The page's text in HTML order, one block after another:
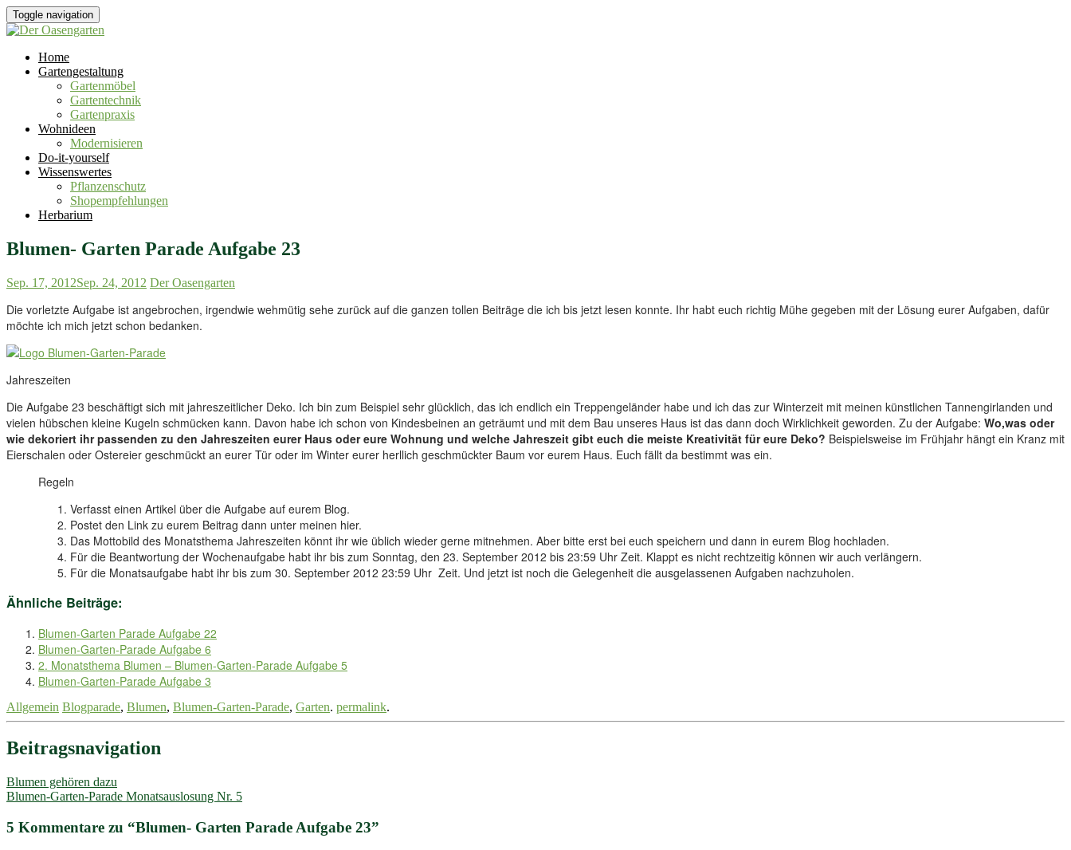
Toggle navigation
Home
Gartengestaltung
Gartenmöbel
Gartentechnik
Gartenpraxis
Wohnideen
Modernisieren
Do-it-yourself
Wissenswertes
Pflanzenschutz
Shopempfehlungen
Herbarium
Blumen- Garten Parade Aufgabe 23
Sep. 17, 2012Sep. 24, 2012 Der Oasengarten
Die vorletzte Aufgabe ist angebrochen, irgendwie wehmütig sehe zurück auf die ganzen tollen Beiträge die ich bis jetzt lesen konnte. Ihr habt euch richtig Mühe gegeben mit der Lösung eurer Aufgaben, dafür
möchte ich mich jetzt schon bedanken.
Jahreszeiten
Die Aufgabe 23 beschäftigt sich mit jahreszeitlicher Deko. Ich bin zum Beispiel sehr glücklich, das ich endlich ein Treppengeländer habe und ich das zur Winterzeit mit meinen künstlichen Tannengirlanden und
vielen hübschen kleine Kugeln schmücken kann. Davon habe ich schon von Kindesbeinen an geträumt und mit dem Bau unseres Haus ist das dann doch Wirklichkeit geworden. Zu der Aufgabe: Wo,was oder
wie dekoriert ihr passenden zu den Jahreszeiten eurer Haus oder eure Wohnung und welche Jahreszeit gibt euch die meiste Kreativität für eure Deko? Beispielsweise im Frühjahr hängt ein Kranz mit
Eierschalen oder Ostereier geschmückt an eurer Tür oder im Winter eurer herllich geschmückter Baum vor eurem Haus. Euch fällt da bestimmt was ein.
Regeln
Verfasst einen Artikel über die Aufgabe auf eurem Blog.
Postet den Link zu eurem Beitrag dann unter meinen hier.
Das Mottobild des Monatsthema Jahreszeiten könnt ihr wie üblich wieder gerne mitnehmen. Aber bitte erst bei euch speichern und dann in eurem Blog hochladen.
Für die Beantwortung der Wochenaufgabe habt ihr bis zum Sonntag, den 23. September 2012 bis 23:59 Uhr Zeit. Klappt es nicht rechtzeitig können wir auch verlängern.
Für die Monatsaufgabe habt ihr bis zum 30. September 2012 23:59 Uhr Zeit. Und jetzt ist noch die Gelegenheit die ausgelassenen Aufgaben nachzuholen.
Ähnliche Beiträge:
Blumen-Garten Parade Aufgabe 22
Blumen-Garten-Parade Aufgabe 6
2. Monatsthema Blumen – Blumen-Garten-Parade Aufgabe 5
Blumen-Garten-Parade Aufgabe 3
Allgemein Blogparade, Blumen, Blumen-Garten-Parade, Garten. permalink.
Beitragsnavigation
Blumen gehören dazu
Blumen-Garten-Parade Monatsauslosung Nr. 5
5 Kommentare zu “Blumen- Garten Parade Aufgabe 23”